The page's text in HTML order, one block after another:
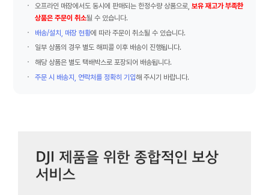
오프라인 매장에서도 동시에 판매되는 한정수량 상품으로, 보유 재고가 부족한
상품은 주문이 취소될 수 있습니다.
배송/설치, 매장 현황에 따라 주문이 취소될 수 있습니다.
일부 상품의 경우 별도 해피콜 이후 배송이 진행됩니다.
해당 상품은 별도 택배박스로 포장되어 배송됩니다.
주문 시 배송지, 연락처를 정확히 기입해 주시기 바랍니다.